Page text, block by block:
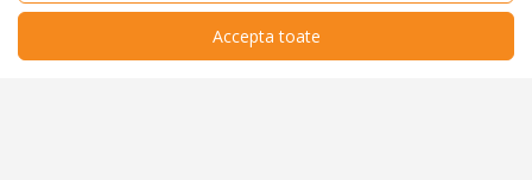
Accepta toate